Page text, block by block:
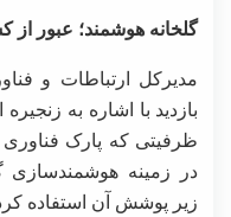
گلخانه هوشمند؛ عبور
مدیرکل ارتباطات و
بازدید با اشاره به
ظرفیتی که پارک فناوری
در زمینه هوشمندسازی
زیر پوشش آن استفاده